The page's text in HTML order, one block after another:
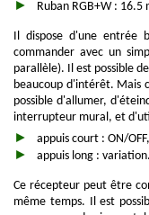
Ruban RGB+W : 16.5
Il dispose d'une entrée
commander avec un
parallèle). Il est possible
beaucoup d'intérêt. Mais
possible d'allumer,
interrupteur mural, et
appuis court : ON/OFF,
appuis long : variation.
Ce récepteur peut être
même temps. Il est